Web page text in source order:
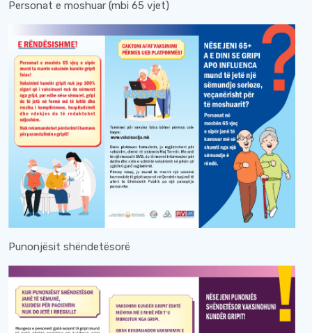
Personat e moshuar (mbi 65 vjet)
Punonjësit shëndetësorë